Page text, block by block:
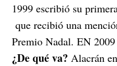
1999 escribió su
que recibió una
Premio Nadal. EN
¿De qué va? Alacrán